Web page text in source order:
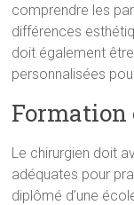
comprendre les
différences
doit également
personnalisées
Le chirurgien doit
adéquates pour
diplômé d’une